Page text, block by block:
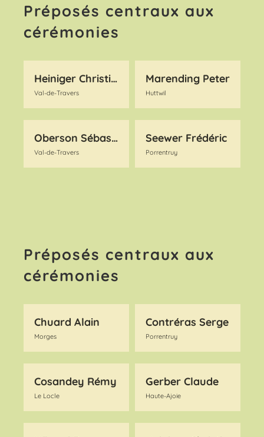
Préposés centraux aux
cérémonies
Heiniger Christian
Val-de-Travers
Marending Peter
Huttwil
Oberson Sébastien
Val-de-Travers
Seewer Frédéric
Porrentruy
Préposés centraux aux
cérémonies
Chuard Alain
Morges
Contréras Serge
Porrentruy
Cosandey Rémy
Le Locle
Gerber Claude
Haute-Ajoie